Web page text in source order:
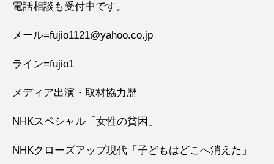
電話相談も受付中です。
メール=fujio1121@yahoo.co.jp
ライン=fujio1
メディア出演・取材協力歴
NHKスペシャル「女性の貧困」
NHKクローズアップ現代「子どもはどこへ消えた」